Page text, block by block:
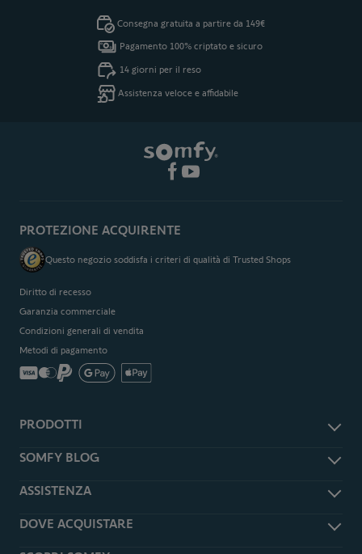
Consegna gratuita a partire da 149€
Pagamento 100% criptato e sicuro
14 giorni per il reso
Assistenza veloce e affidabile
PRODOTTI
Accessori e ricambi
Smart Home
Garage
Cancelli
SOMFY BLOG
Somfy Magazine
ASSISTENZA
Assistenza
DOVE ACQUISTARE
PROTEZIONE ACQUIRENTE
Questo negozio soddisfa i criteri di qualità di Trusted Shops
Diritto di recesso
Garanzia commerciale
Condizioni generali di vendita
Metodi di pagamento